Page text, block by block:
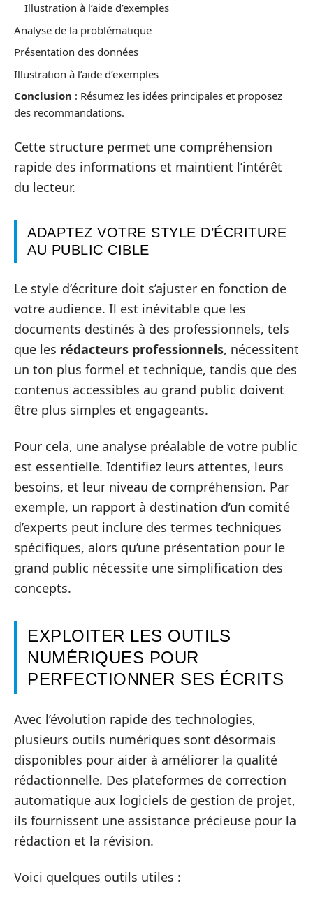
Illustration à l’aide d’exemples
Analyse de la problématique
Présentation des données
Illustration à l’aide d’exemples
Conclusion : Résumez les idées principales et proposez
des recommandations.
Cette structure permet une compréhension
rapide des informations et maintient l’intérêt
du lecteur.
ADAPTEZ VOTRE STYLE D’ÉCRITURE
AU PUBLIC CIBLE
Le style d’écriture doit s’ajuster en fonction de
votre audience. Il est inévitable que les
documents destinés à des professionnels, tels
que les rédacteurs professionnels, nécessitent
un ton plus formel et technique, tandis que des
contenus accessibles au grand public doivent
être plus simples et engageants.
Pour cela, une analyse préalable de votre public
est essentielle. Identifiez leurs attentes, leurs
besoins, et leur niveau de compréhension. Par
exemple, un rapport à destination d’un comité
d’experts peut inclure des termes techniques
spécifiques, alors qu’une présentation pour le
grand public nécessite une simplification des
concepts.
EXPLOITER LES OUTILS
NUMÉRIQUES POUR
PERFECTIONNER SES ÉCRITS
Avec l’évolution rapide des technologies,
plusieurs outils numériques sont désormais
disponibles pour aider à améliorer la qualité
rédactionnelle. Des plateformes de correction
automatique aux logiciels de gestion de projet,
ils fournissent une assistance précieuse pour la
rédaction et la révision.
Voici quelques outils utiles :